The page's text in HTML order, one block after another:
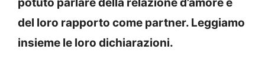
del loro rapporto come partner. Leggiamo
insieme le loro dichiarazioni.